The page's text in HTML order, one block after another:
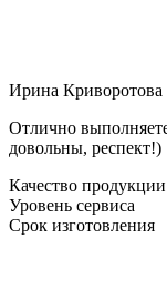
Ирина Криворотова
Отлично
довольны, респект!)
Качество продукции
Уровень сервиса
Срок изготовления